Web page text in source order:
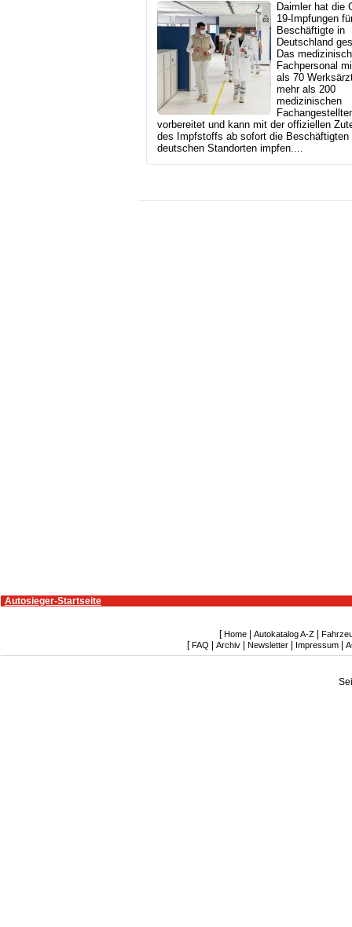
Daimler hat die
19-Impfungen
Beschäftigte in
Deutschland
Das
Fachpersonal
als 70
mehr als 200
medizinischen
vorbereitet und kann mit der offiziellen
des Impfstoffs ab sofort die Beschäftigten
deutschen Standorten impfen....
Autosieger-Startseite
[ Home| Autokatalog A-Z|
[ FAQ Archiv Newsletter Impressum